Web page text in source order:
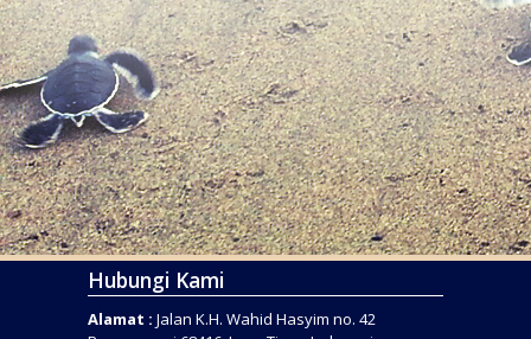
Hubungi Kami
Alamat : Jalan K.H. Wahid Hasyim no. 42